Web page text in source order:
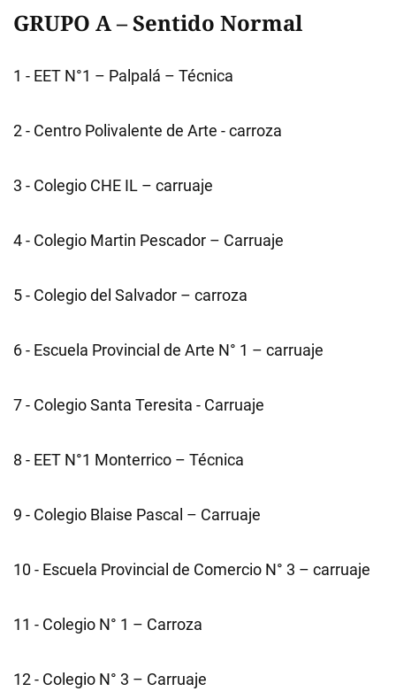
GRUPO A – Sentido Normal
1 - EET N°1 – Palpalá – Técnica
2 - Centro Polivalente de Arte - carroza
3 - Colegio CHE IL – carruaje
4 - Colegio Martin Pescador – Carruaje
5 - Colegio del Salvador – carroza
6 - Escuela Provincial de Arte N° 1 – carruaje
7 - Colegio Santa Teresita - Carruaje
8 - EET N°1 Monterrico – Técnica
9 - Colegio Blaise Pascal – Carruaje
10 - Escuela Provincial de Comercio N° 3 – carruaje
11 - Colegio N° 1 – Carroza
12 - Colegio N° 3 – Carruaje